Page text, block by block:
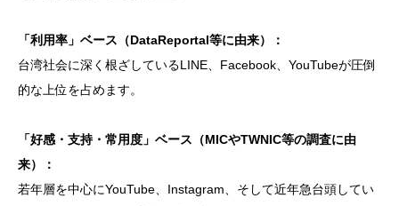
「利用率」ベース（DataReportal等に由来）：
台湾社会に深く根ざしているLINE、Facebook、YouTubeが圧倒
的な上位を占めます。
「好感・支持・常用度」ベース（MICやTWNIC等の調査に由
来）：
若年層を中心にYouTube、Instagram、そして近年急台頭してい